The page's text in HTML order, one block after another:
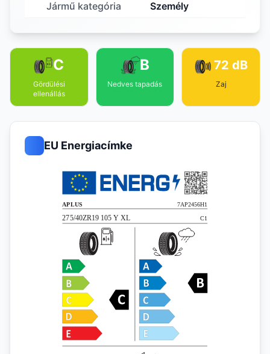
Jármű kategória Személy
C
Gördülési
ellenállás
B
Nedves tapadás
72 dB
Zaj
EU Energiacímke